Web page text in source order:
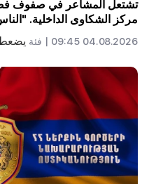
تشتعل المشاعر في صفوف
مركز الشكاوى الداخلية.
04.08.2026 09:45 | فئة